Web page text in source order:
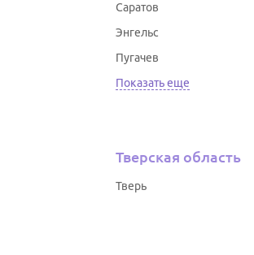
Саратов
Энгельс
Пугачев
Показать еще
Тверская область
Тверь